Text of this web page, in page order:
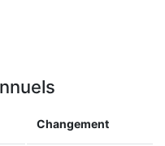
Changement